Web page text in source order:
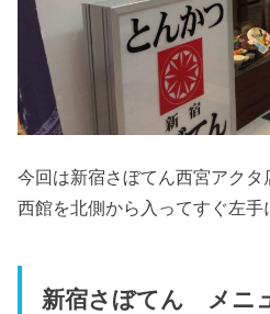
今回は新宿さぼてん西宮アクタ
西館を北側から入ってすぐ左手
新宿さぼてん メニ